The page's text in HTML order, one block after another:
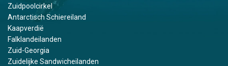
Zuidpoolcirkel
Antarctisch Schiereiland
Kaapverdië
Falklandeilanden
Zuid-Georgia
Zuidelijke Sandwicheilanden